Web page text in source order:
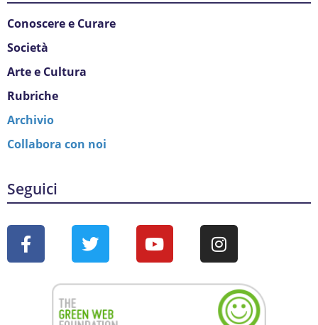
Conoscere e Curare
Società
Arte e Cultura
Rubriche
Archivio
Collabora con noi
Seguici